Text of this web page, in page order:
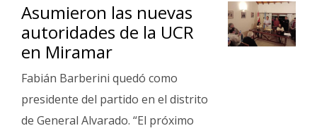
Asumieron las nuevas
autoridades de la UCR
en Miramar
Fabián Barberini quedó como
presidente del partido en el distrito
de General Alvarado. “El próximo